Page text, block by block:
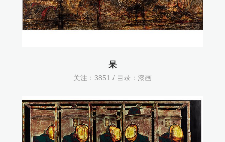
杲
关注： 3851 / 目录： 漆画